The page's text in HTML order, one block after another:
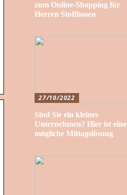
zum Online-Shopping für
Herren Stoffhosen
27/10/2022
Sind Sie ein kleines
Unternehmen? Hier ist eine
mögliche Mittagslösung